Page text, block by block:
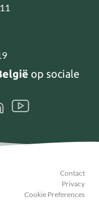
op sociale
Volg
ons
Volg
ons
Contact
Privacy
Cookie Preferences